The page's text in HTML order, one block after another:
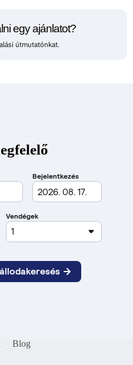
egy ajánlatot?
útmutatónkat.
Blog